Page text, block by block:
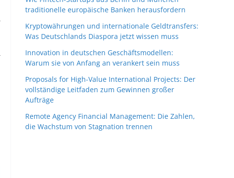
traditionelle europäische Banken herausfordern
Kryptowährungen und internationale Geldtransfers:
Was Deutschlands Diaspora jetzt wissen muss
Innovation in deutschen Geschäftsmodellen:
Warum sie von Anfang an verankert sein muss
Proposals for High-Value International Projects: Der
vollständige Leitfaden zum Gewinnen großer
Aufträge
Remote Agency Financial Management: Die Zahlen,
die Wachstum von Stagnation trennen